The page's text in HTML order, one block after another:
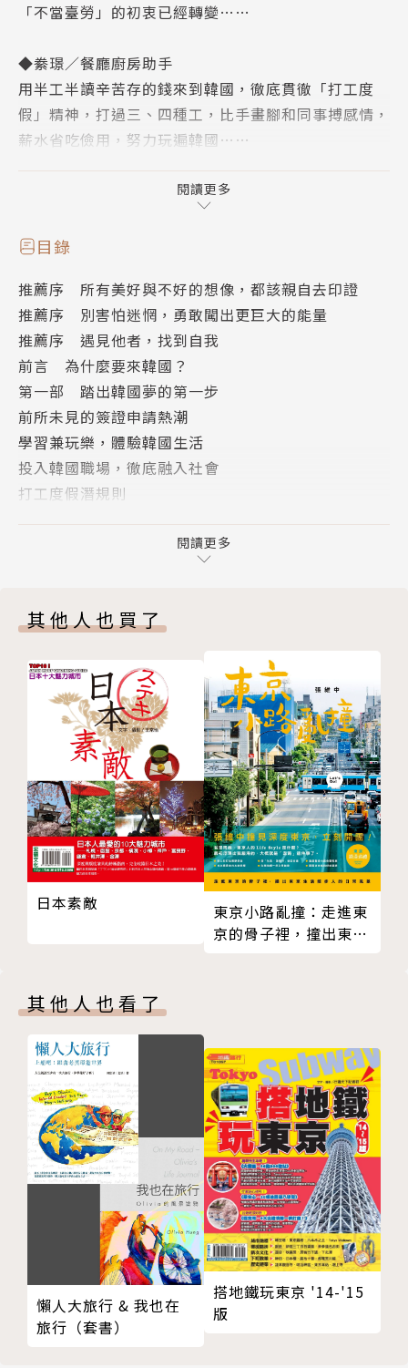
「不當臺勞」的初衷已經轉變……
◆絭璟／餐廳廚房助手
用半工半讀辛苦存的錢來到韓國，徹底貫徹「打工度
假」精神，打過三、四種工，比手畫腳和同事搏感情，
薪水省吃儉用，努力玩遍韓國……
為實現開店夢想，帶著二級程度的韓文到韓國闖蕩。從
明洞的百貨公司到韓國人為主的購物中心，漸漸對韓國
◆小璐／自由工作者
做什麼都好，就是想留在韓國！用過語言簽、打工簽，
正式工作簽太難拿，直到在「搭訕居酒屋」認識男友
後，結婚似乎成為留在韓國的唯一解……
◆Emily／遊學公司職員
人生目標是「交歐巴男友」！到韓國談了幾次被分手的
戀愛，面試超過20次，進入代辦菲律賓遊學的公司不
偏心的慣老闆、花言巧語想占便宜的韓國男人，在民宿
2016年，韓國打工度假簽證600個名額，在短短4天內
申請一空。
2017年，辦事處首度發放號碼牌，才能紓解排隊申請
人潮。
2018年，名額增至800個，有人徹夜排隊，且仍在開
放申請當天發光號碼牌。
最低時薪7,530韓元（約臺幣210元），薪資水準不如
澳洲，政府限制外國人打工時數……韓國條件不是最優
渥，為何仍有如此大的魅力？
檻、複雜的職場文化……實際上又在韓國過著怎麼樣的
在韓國做過地陪、上班族的Fion，根據自己與其他在
韓工作者的親身經驗，分享出國逐夢該有的認知，在韓
國職場打滾需注意的潛規則。更實地採訪到韓國打工度
假的臺灣女孩，她們帶著各自的目標或動機，走出韓劇
美好泡泡，踏入冷酷的現實。有些人找到生存之道，或
開啟了人生另一個方向，也有人仍在迷惘之中。
寫下她們的故事，不只為了分享經驗，更希望鼓勵心中
有夢的每個人--夢想幻滅並不可懼，空想卻不行動才
是。
閱讀更多
目錄
推薦序 所有美好與不好的想像，都該親自去印證
推薦序 別害怕迷惘，勇敢闖出更巨大的能量
推薦序 遇見他者，找到自我
前言 為什麼要來韓國？
第一部 踏出韓國夢的第一步
前所未見的簽證申請熱潮
學習兼玩樂，體驗韓國生活
投入韓國職場，徹底融入社會
打工度假潛規則
就是想待在韓國
對韓國的想像幻滅了
第三部 闖蕩韓國職場，你該知道的事
臺灣人的品牌力
不會講韓文，也能在韓國工作？
韓國企業裡的外國人
韓國企業的真實概況
有趣？難適應？韓國職場文化
結語 傻的不是夢，而是永遠不行動
閱讀更多
其他人也買了
日本素敵
東京小路亂撞：走進東
京的骨子裡，撞出東京
其他人也看了
懶人大旅行 & 我也在
旅行（套書）
搭地鐵玩東京 '14-'15
版